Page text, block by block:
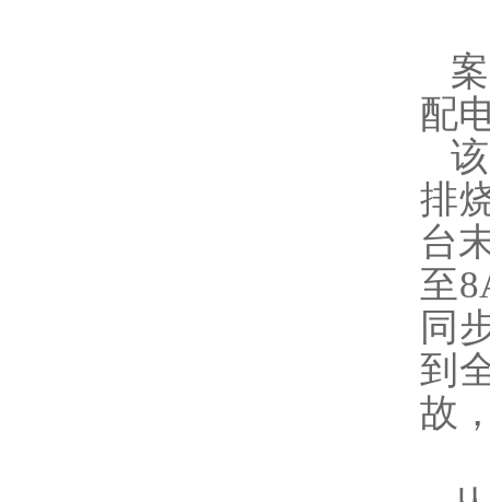
配
排
台
至
同
到
故